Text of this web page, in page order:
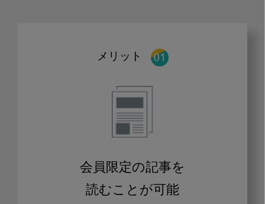
メリット
会員限定の記事を
読むことが可能